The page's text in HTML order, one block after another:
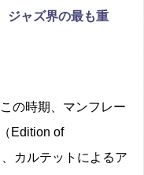
ジャズ界の最も重
の時期、マンフレー
Edition of
カルテットによるア